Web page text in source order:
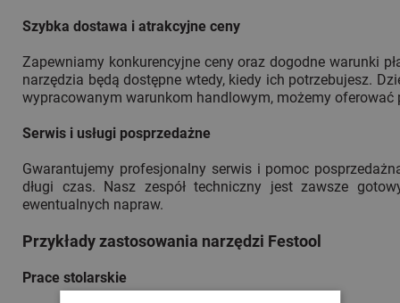
Szybka dostawa i atrakcyjne ceny
Zapewniamy konkurencyjne ceny oraz dogodne warunki
narzędzia będą dostępne wtedy, kiedy ich potrzebujesz.
wypracowanym warunkom handlowym, możemy
Serwis i usługi posprzedażne
Gwarantujemy profesjonalny serwis i pomoc
długi czas. Nasz zespół techniczny jest zawsze
ewentualnych napraw.
Przykłady zastosowania narzędzi Festool
Prace stolarskie